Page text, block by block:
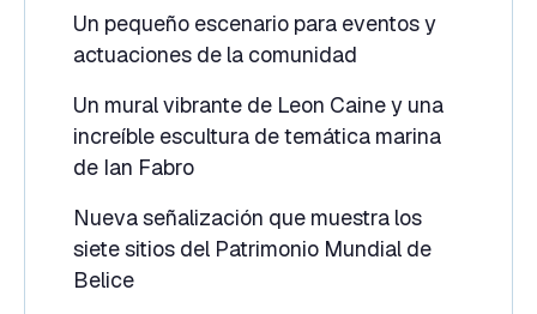
Un pequeño escenario para eventos y
actuaciones de la comunidad
Un mural vibrante de Leon Caine y una
increíble escultura de temática marina
de Ian Fabro
Nueva señalización que muestra los
siete sitios del Patrimonio Mundial de
Belice